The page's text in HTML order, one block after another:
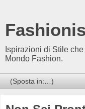
Ispirazioni di Stile
Mondo Fashion.